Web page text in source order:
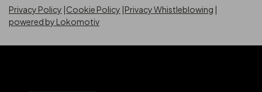
Privacy Policy Cookie Policy Privacy Whistleblowing
powered by Lokomotiv